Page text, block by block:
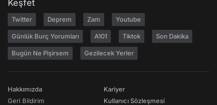
Keşfet
Twitter Deprem Zam Youtube
Günlük Burç Yorumları A101 Tiktok Son Dakika
Bugün Ne Pişirsem Gezilecek Yerler
Hakkımızda
Geri Bildirim
Kariyer
Kullanıcı Sözleşmesi